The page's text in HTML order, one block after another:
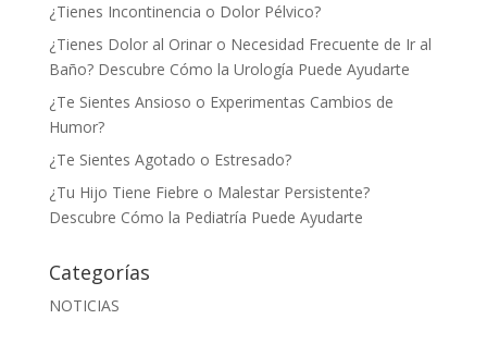
¿Tienes Incontinencia o Dolor Pélvico?
¿Tienes Dolor al Orinar o Necesidad Frecuente de Ir al
Baño? Descubre Cómo la Urología Puede Ayudarte
¿Te Sientes Ansioso o Experimentas Cambios de
Humor?
¿Te Sientes Agotado o Estresado?
¿Tu Hijo Tiene Fiebre o Malestar Persistente?
Descubre Cómo la Pediatría Puede Ayudarte
Categorías
NOTICIAS